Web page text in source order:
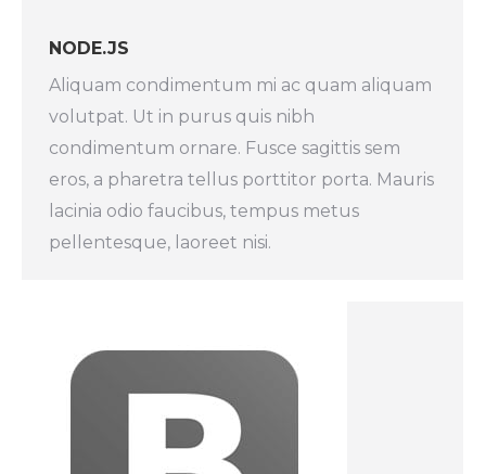
NODE.JS
Aliquam condimentum mi ac quam aliquam
volutpat. Ut in purus quis nibh
condimentum ornare. Fusce sagittis sem
eros, a pharetra tellus porttitor porta. Mauris
lacinia odio faucibus, tempus metus
pellentesque, laoreet nisi.